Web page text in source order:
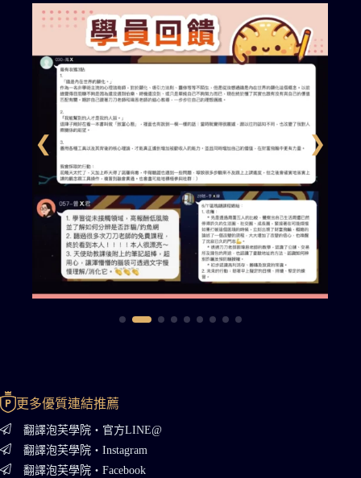
更多優質連結推薦
翻譯泡芙學院・官方LINE@
翻譯泡芙學院・Instagram
翻譯泡芙學院・Facebook